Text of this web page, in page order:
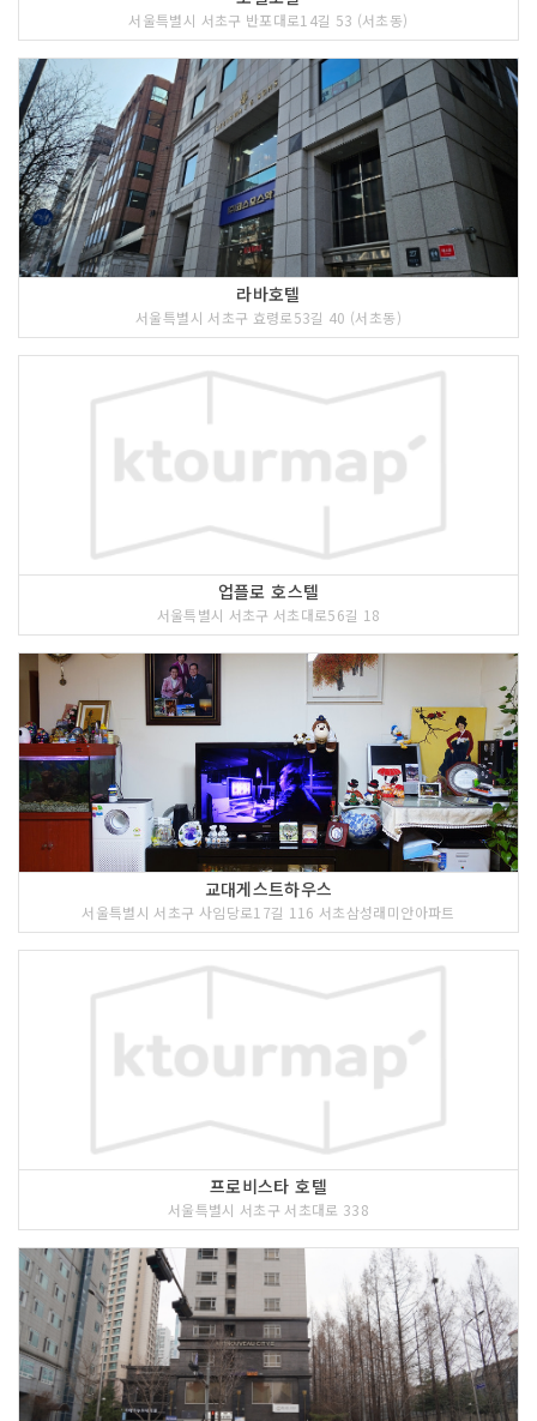
서울특별시 서초구 반포대로14길 53 (서초동)
라바호텔
서울특별시 서초구 효령로53길 40 (서초동)
업플로 호스텔
서울특별시 서초구 서초대로56길 18
교대게스트하우스
서울특별시 서초구 사임당로17길 116 서초삼성래미안아파트
프로비스타 호텔
서울특별시 서초구 서초대로 338